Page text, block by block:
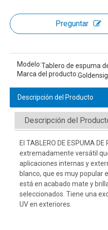
Preguntar
Modelo:Tablero de espuma
Marca del producto:
Descripción del Producto
Descripción del
El TABLERO DE ESPUMA
extremadamente versátil
aplicaciones internas y
blanco, que es muy popular
está en acabado mate y
seleccionados. Tiene una
UV en exteriores.